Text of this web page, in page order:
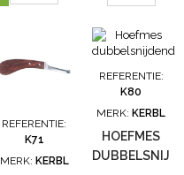
REFERENTIE:
K71
MERK: KERBL
REFERENTIE:
K80
MERK: KERBL
HOEFMES